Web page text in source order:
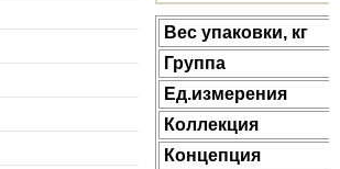
Веc упаковки, кг
Группа
Ед.измерения
Коллекция
Концепция